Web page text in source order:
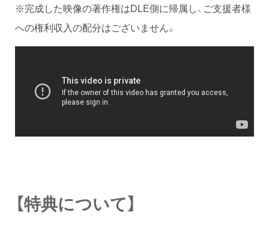
※完成した映像の著作権はDLE側に帰属し、ご支援者様
への権利収入の配分はございません。
【特典について】